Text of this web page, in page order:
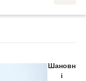
Шановн
і